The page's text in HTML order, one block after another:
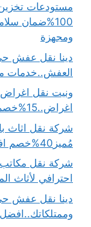
مستودعات تخزين
ومجهزة
العفش..خدمات
ونيت نقل
اغراض..15%خصم فوري
شركة نقل اثاث
مُميز40%خصم افضل نقل اثاث بالرياض..اتصل الـأن
احترافي لأثاث